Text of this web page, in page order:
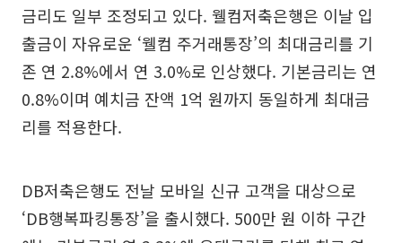
금리도 일부 조정되고 있다. 웰컴저축은행은 이날 입
출금이 자유로운 ‘웰컴 주거래통장’의 최대금리를 기
존 연 2.8%에서 연 3.0%로 인상했다. 기본금리는 연
0.8%이며 예치금 잔액 1억 원까지 동일하게 최대금
리를 적용한다.
DB저축은행도 전날 모바일 신규 고객을 대상으로
‘DB행복파킹통장’을 출시했다. 500만 원 이하 구간